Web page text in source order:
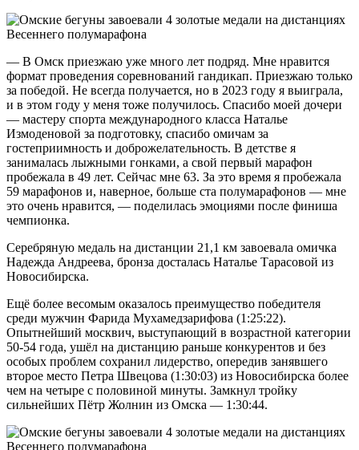
— В Омск приезжаю уже много лет подряд. Мне нравится
формат проведения соревнований гандикап. Приезжаю только
за победой. Не всегда получается, но в 2023 году я выиграла,
и в этом году у меня тоже получилось. Спасибо моей дочери
— мастеру спорта международного класса Наталье
Измоденовой за подготовку, спасибо омичам за
гостеприимность и доброжелательность. В детстве я
занималась лыжными гонками, а свой первый марафон
пробежала в 49 лет. Сейчас мне 63. За это время я пробежала
59 марафонов и, наверное, больше ста полумарафонов — мне
это очень нравится, — поделилась эмоциями после финиша
чемпионка.
Серебряную медаль на дистанции 21,1 км завоевала омичка
Надежда Андреева, бронза досталась Наталье Тарасовой из
Новосибирска.
Ещё более весомым оказалось преимущество победителя
среди мужчин Фарида Мухамедзарифова (1:25:22).
Опытнейший москвич, выступающий в возрастной категории
50-54 года, ушёл на дистанцию раньше конкурентов и без
особых проблем сохранил лидерство, опередив занявшего
второе место Петра Швецова (1:30:03) из Новосибирска более
чем на четыре с половиной минуты. Замкнул тройку
сильнейших Пётр Жолнин из Омска — 1:30:44.